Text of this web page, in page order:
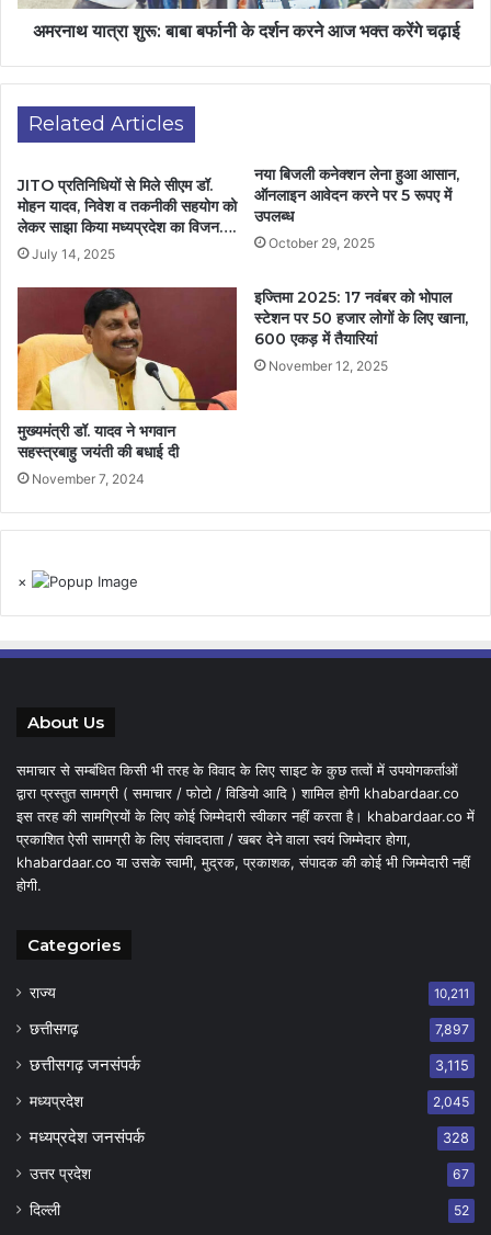
अमरनाथ यात्रा शुरू: बाबा बर्फानी के दर्शन करने आज भक्त करेंगे चढ़ाई
Related Articles
JITO प्रतिनिधियों से मिले सीएम डॉ.
मोहन यादव, निवेश व तकनीकी सहयोग को
लेकर साझा किया मध्यप्रदेश का विजन….
July 14, 2025
नया बिजली कनेक्‍शन लेना हुआ आसान,
ऑनलाइन आवेदन करने पर 5 रूपए में
उपलब्‍ध
October 29, 2025
मुख्यमंत्री डॉ. यादव ने भगवान
सहस्त्रबाहु जयंती की बधाई दी
November 7, 2024
इज्तिमा 2025: 17 नवंबर को भोपाल
स्टेशन पर 50 हजार लोगों के लिए खाना,
600 एकड़ में तैयारियां
November 12, 2025
×
About Us
समाचार से सम्बंधित किसी भी तरह के विवाद के लिए साइट के कुछ तत्वों में उपयोगकर्ताओं
द्वारा प्रस्तुत सामग्री ( समाचार / फोटो / विडियो आदि ) शामिल होगी khabardaar.co
इस तरह की सामग्रियों के लिए कोई जिम्मेदारी स्वीकार नहीं करता है। khabardaar.co में
प्रकाशित ऐसी सामग्री के लिए संवाददाता / खबर देने वाला स्वयं जिम्मेदार होगा,
khabardaar.co या उसके स्वामी, मुद्रक, प्रकाशक, संपादक की कोई भी जिम्मेदारी नहीं
होगी.
Categories
राज्य 10,211
छत्तीसगढ़ 7,897
छत्तीसगढ़ जनसंपर्क 3,115
मध्यप्रदेश 2,045
मध्यप्रदेश जनसंपर्क 328
उत्तर प्रदेश 67
दिल्ली 52